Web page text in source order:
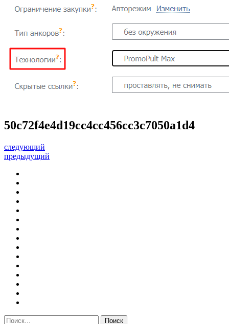
50c72f4e4d19cc4cc456cc3c7050a1d4
следующий
предыдущий